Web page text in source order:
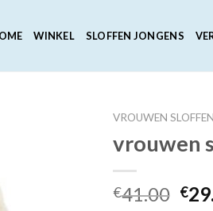
WINKEL SLOFFEN JONGENS
VROUWEN SLOFFEN
vrouwen
€41.00 €